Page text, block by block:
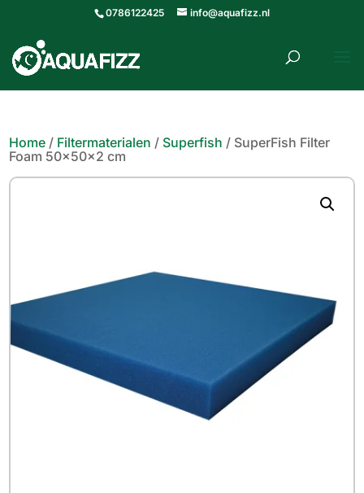
0786122425 info@aquafizz.nl
Home / Filtermaterialen / Superfish / SuperFish Filter
Foam 50x50x2 cm